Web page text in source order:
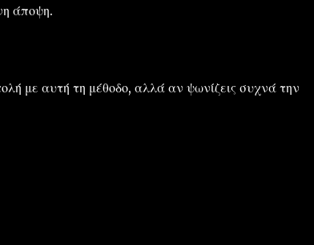
άποψη.
με αυτή τη μέθοδο, αλλά αν ψωνίζεις συχνά την